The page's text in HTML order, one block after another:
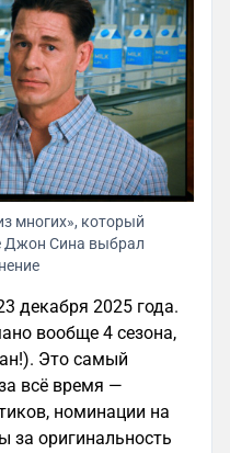
многих», который
Джон Сина выбрал
декабря 2025 года.
вообще 4 сезона,
Это самый
всё время —
номинации на
за оригинальность